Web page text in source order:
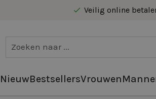
Veilig online
NieuwBestsellersVrouwen